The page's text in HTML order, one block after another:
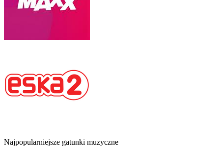
Najpopularniejsze gatunki muzyczne